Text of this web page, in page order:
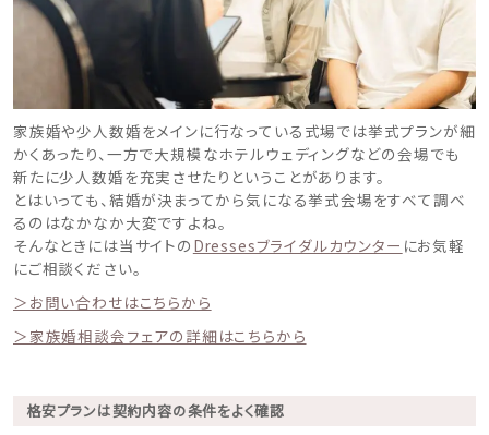
家族婚や少人数婚をメインに行なっている式場では挙式プランが細
かくあったり、一方で大規模なホテルウェディングなどの会場でも
新たに少人数婚を充実させたりということがあります。
とはいっても、結婚が決まってから気になる挙式会場をすべて調べ
るのはなかなか大変ですよね。
そんなときには当サイトの Dressesブライダルカウンター にお気軽
にご相談ください。
＞お問い合わせはこちらから
＞家族婚相談会フェアの詳細はこちらから
格安プランは契約内容の条件をよく確認